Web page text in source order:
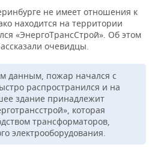
ПФО
не имеет отношения к
находится на территории
«ЭнергоТрансСтрой». Об этом
очевидцы.
данным, пожар начался с
распространился и на
здание принадлежит
которая
трансформаторов,
электрооборудования.